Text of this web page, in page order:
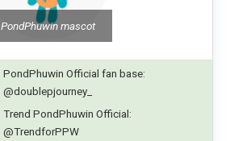
PondPhuwin mascot
PondPhuwin Official fan base:
@doublepjourney_
Trend PondPhuwin Official:
@TrendforPPW